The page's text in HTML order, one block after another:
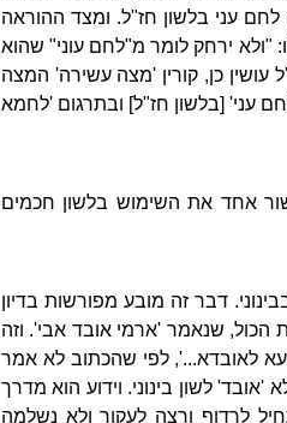
עני בלשון חז"ל. ומצד ההוראה
"ולא ירחק לומר מ"לחם עוני" שהוא
כן, קורין 'מצה עשירה' המצה
עני' [בלשון חז"ל] ובתרגום 'לחמא
אחד את השימוש בלשון חכמים
דבר זה מובע מפורשות בדיון
הכול, שנאמר 'ארמי אובד אבי'. וזה
לאובדא...', לפי שהכתוב לא אמר
לשון בינוני. וידוע הוא מדרך
לרדוף ורצה לעקור ולא נשלמה